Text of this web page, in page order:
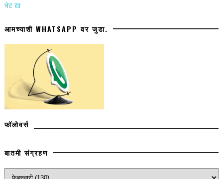
भेट द्या
आमच्याशी WHATSAPP वर जुडा.
फॉलोवर्स
बातमी संग्रहण